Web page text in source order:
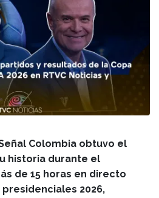
Señal Colombia obtuvo el
historia durante el
de 15 horas en directo
2026,